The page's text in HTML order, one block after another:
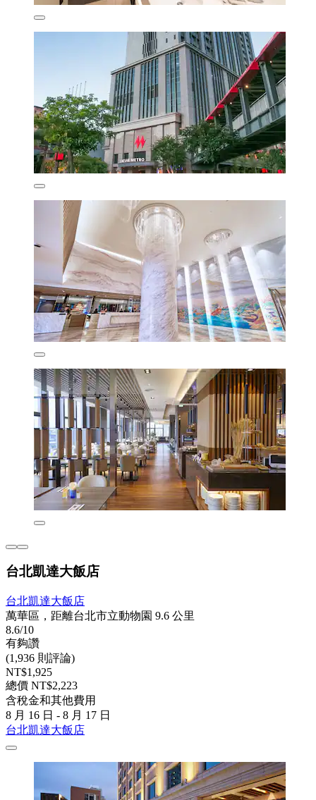
台北凱達大飯店
台北凱達大飯店
萬華區，距離台北市立動物園 9.6 公里
8.6/10
有夠讚
(1,936 則評論)
NT$1,925
總價 NT$2,223
含稅金和其他費用
8 月 16 日 - 8 月 17 日
台北凱達大飯店